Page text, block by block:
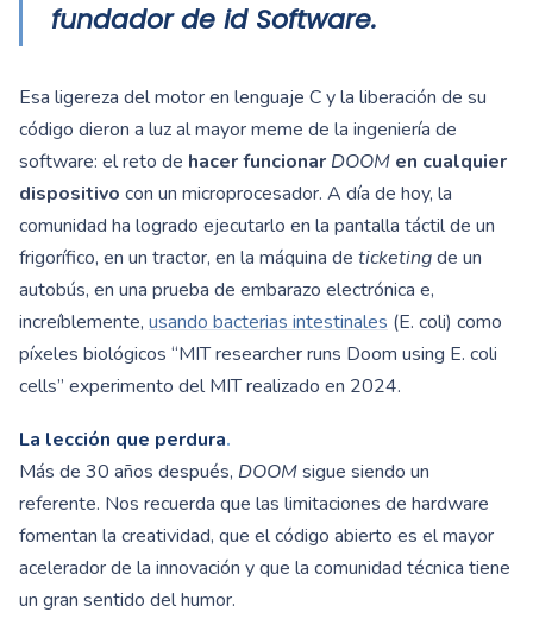
fundador de id Software.
Esa ligereza del motor en lenguaje C y la liberación de su
código dieron a luz al mayor meme de la ingeniería de
software: el reto de hacer funcionar DOOM en cualquier
dispositivo con un microprocesador. A día de hoy, la
comunidad ha logrado ejecutarlo en la pantalla táctil de un
frigorífico, en un tractor, en la máquina de ticketingde un
autobús, en una prueba de embarazo electrónica e,
increíblemente, usando bacterias intestinales (E. coli) como
píxeles biológicos “MIT researcher runs Doom using E. coli
cells” experimento del MIT realizado en 2024.
La lección que perdura.
Más de 30 años después, DOOMsigue siendo un
referente. Nos recuerda que las limitaciones de hardware
fomentan la creatividad, que el código abierto es el mayor
acelerador de la innovación y que la comunidad técnica tiene
un gran sentido del humor.